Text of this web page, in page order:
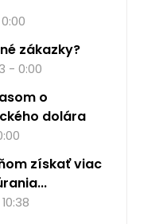
zákazky?
- 0:00
o
dolára
získať viac